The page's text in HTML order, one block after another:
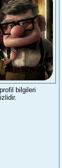
bilgileri